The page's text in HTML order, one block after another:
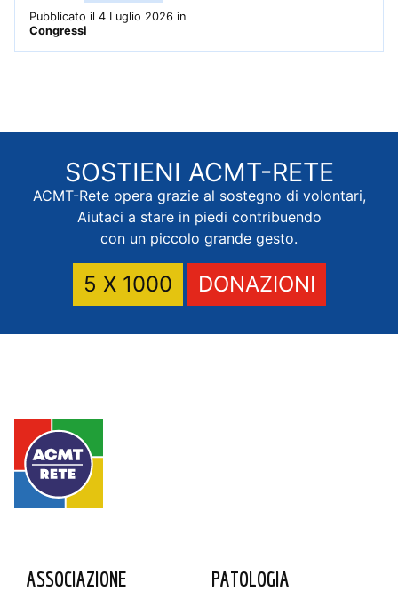
Pubblicato il 4 Luglio 2026 in
Congressi
SOSTIENI ACMT-RETE
ACMT-Rete opera grazie al sostegno di volontari,
Aiutaci a stare in piedi contribuendo
con un piccolo grande gesto.
5 X 1000 DONAZIONI
ASSOCIAZIONE PATOLOGIA